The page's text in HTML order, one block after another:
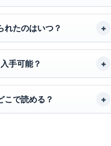
れたのはいつ？
手可能？
こで読める？